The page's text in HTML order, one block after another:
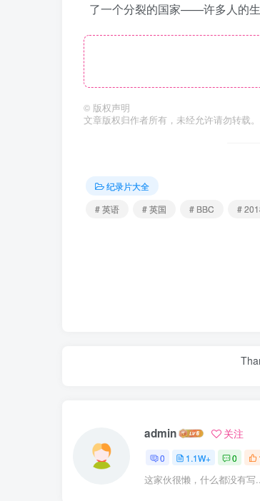
了一个分裂的国家——许多人的
© 版权声明
文章版权归作者所有，未经允许请勿转载。
纪录片大全
# 英语
# 英国 # BBC #
admin 关注
0 1.1W+ 0
这家伙很懒，什么都没有写